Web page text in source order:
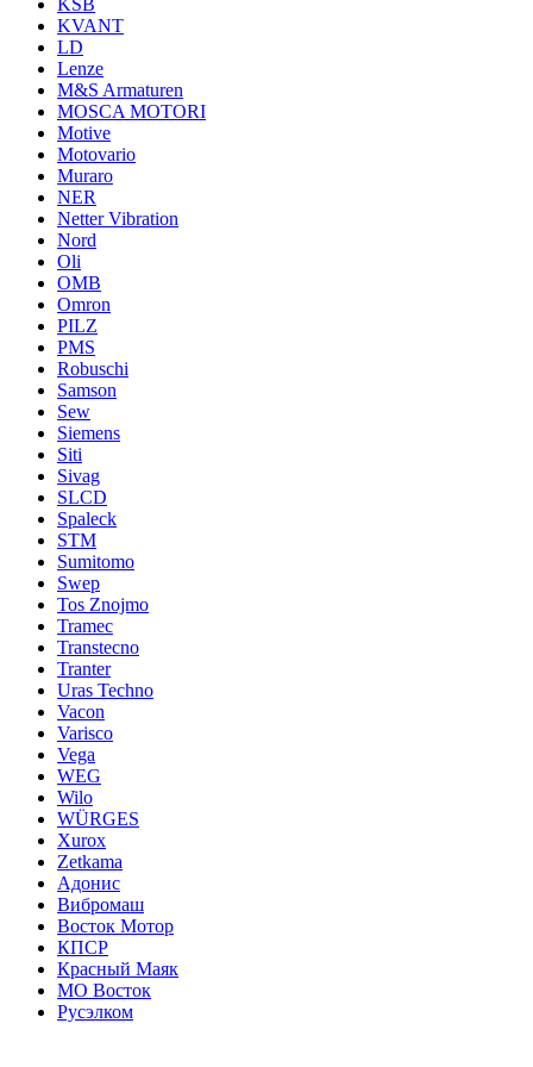
KSB
KVANT
LD
Lenze
M&S Armaturen
MOSCA MOTORI
Motive
Motovario
Muraro
NER
Netter Vibration
Nord
Oli
OMB
Omron
PILZ
PMS
Robuschi
Samson
Sew
Siemens
Siti
Sivag
SLCD
Spaleck
STM
Sumitomo
Swep
Tos Znojmo
Tramec
Transtecno
Tranter
Uras Techno
Vacon
Varisco
Vega
WEG
Wilo
WÜRGES
Xurox
Zetkama
Адонис
Вибромаш
Восток Мотор
КПСР
Красный Маяк
МО Восток
Русэлком